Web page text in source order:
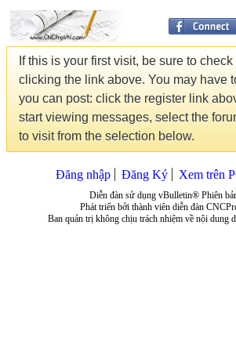
If this is your first visit, be sure to
clicking the link above. You may have
you can post: click the register link
start viewing messages, select the
to visit from the selection below.
Đăng nhập Đăng Ký Xem trên
Diễn đàn sử dụng vBulletin® Phiên
Phát triển bởi thành viên diễn đàn
Ban quản trị không chịu trách nhiệm về nội dung